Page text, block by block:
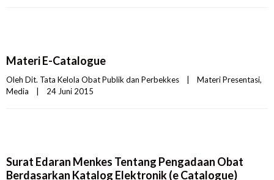
Materi E-Catalogue
Oleh Dit. Tata Kelola Obat Publik dan Perbekkes Materi Presentasi
Media
24 Juni 2015
Surat Edaran Menkes Tentang Pengadaan Obat
Berdasarkan Katalog Elektronik (e Catalogue)